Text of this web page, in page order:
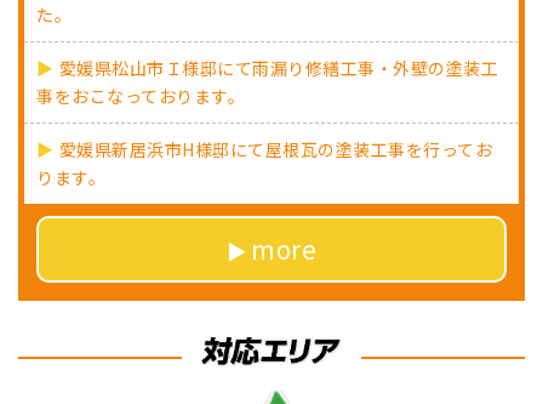
た。
愛媛県松山市Ｉ様邸にて雨漏り修繕工事・外壁の塗装工
事をおこなっております。
愛媛県新居浜市H様邸にて屋根瓦の塗装工事を行ってお
ります。
more